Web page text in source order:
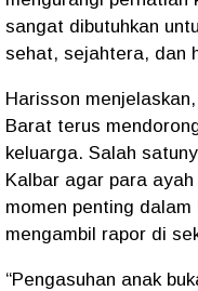
sangat dibutuhkan
sehat, sejahtera, dan
Harisson
Barat terus
keluarga. Salah
Kalbar agar para
momen penting
mengambil rapor di
“Pengasuhan anak